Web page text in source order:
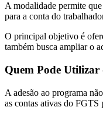
A modalidade permite
para a conta do
O principal objetivo é
também busca ampliar o
Quem Pode Utilizar
A adesão ao programa
as contas ativas do FGTS